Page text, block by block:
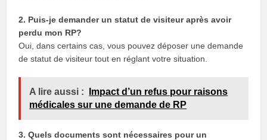
2. Puis-je demander un statut de visiteur après avoir
perdu mon RP?
Oui, dans certains cas, vous pouvez déposer une demande
de statut de visiteur tout en réglant votre situation.
A lire aussi :
Impact d’un refus pour raisons
médicales sur une demande de RP
3. Quels documents sont nécessaires pour un